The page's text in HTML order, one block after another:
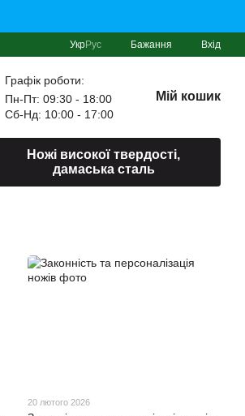
УкрРус Бажання Вхід
Графік роботи:
Пн-Пт: 09:30 - 18:00
Сб-Нд: 10:00 - 17:00
Мій кошик
Ножі високої твердості,
дамаська сталь
20 лютого 2026